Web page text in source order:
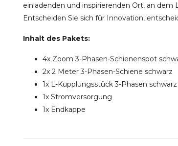
einladenden und inspirierenden Ort, an
Entscheiden Sie sich für Innovation,
Inhalt des Pakets:
4x Zoom 3-Phasen-Schienenspot
2x 2 Meter 3-Phasen-Schiene schwarz
1x L-Kupplungsstück 3-Phasen schwarz
1x Stromversorgung
1x Endkappe